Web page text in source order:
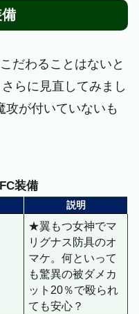
だわることはないと
らに見直してみまし
攻が付いていないも
装備
説明
★翼もつ女神でマ
リグナス防具のオ
マケ。何といって
も驚異の被ダメカ
ット20％で殴られ
ても安心？